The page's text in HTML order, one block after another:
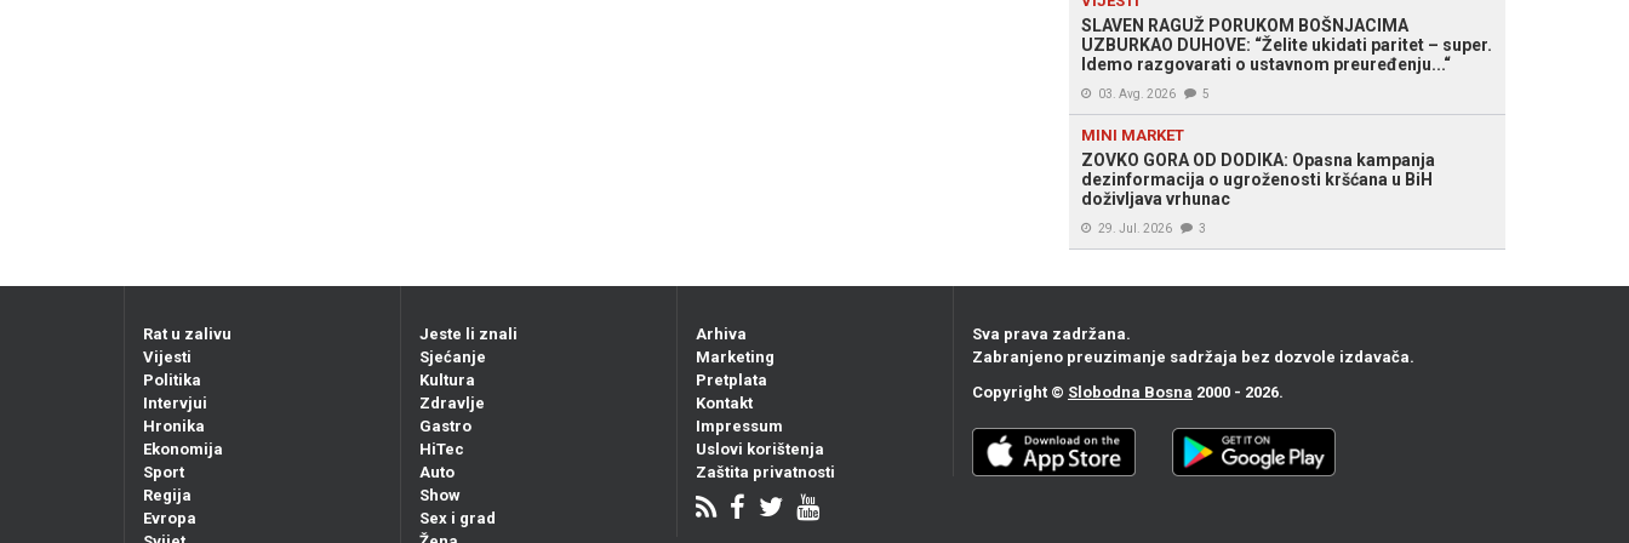
SLAVEN RAGUŽ PORUKOM BOŠNJACIMA
UZBURKAO DUHOVE: “Želite ukidati paritet – super.
Idemo razgovarati o ustavnom preuređenju...“
03. Avg. 2026 5
MINI MARKET
ZOVKO GORA OD DODIKA: Opasna kampanja
dezinformacija o ugroženosti kršćana u BiH
doživljava vrhunac
29. Jul. 2026 3
Rat u zalivu
Vijesti
Politika
Intervjui
Hronika
Ekonomija
Sport
Regija
Evropa
Jeste li znali
Sjećanje
Kultura
Zdravlje
Gastro
HiTec
Auto
Show
Sex i grad
Arhiva
Marketing
Pretplata
Kontakt
Impressum
Uslovi korištenja
Zaštita privatnosti
Sva prava zadržana.
Zabranjeno preuzimanje sadržaja bez dozvole izdavača.
Copyright © Slobodna Bosna 2000 - 2026.